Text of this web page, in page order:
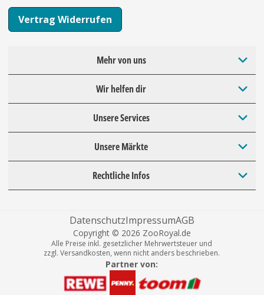
Vertrag Widerrufen
Mehr von uns
Wir helfen dir
Unsere Services
Unsere Märkte
Rechtliche Infos
DatenschutzImpressumAGB
Copyright © 2026 ZooRoyal.de
Alle Preise inkl. gesetzlicher Mehrwertsteuer und
zzgl. Versandkosten, wenn nicht anders beschrieben.
Partner von: